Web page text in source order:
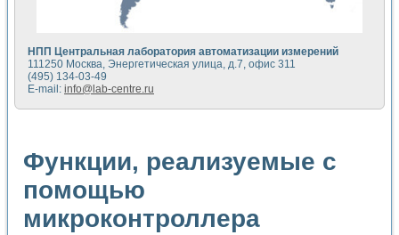
Исследование возможности создания экономичного
Исследование кинетики движения макрочастиц в
Метод прогнозирования свойств дисперсных продуктов
Недорогая система управления сверхпроводящим
Применение технологий NI в курсе экспериментальной
Расчет переноса аэрозоля и выпадения осадка в
Применение NI VISION для геометрического анализа в
Система температурной стабилизации
Управление движением с помощью программно -
Определение параметров всплывающих газовых
Система управления асинхронным тиристорным
НПП Центральная лаборатория автоматизации измерений
111250 Москва, Энергетическая улица, д.7, офис 311
(495) 134-03-49
E-mail: info@lab-centre.ru
Функции, реализуемые с
помощью
микроконтроллера